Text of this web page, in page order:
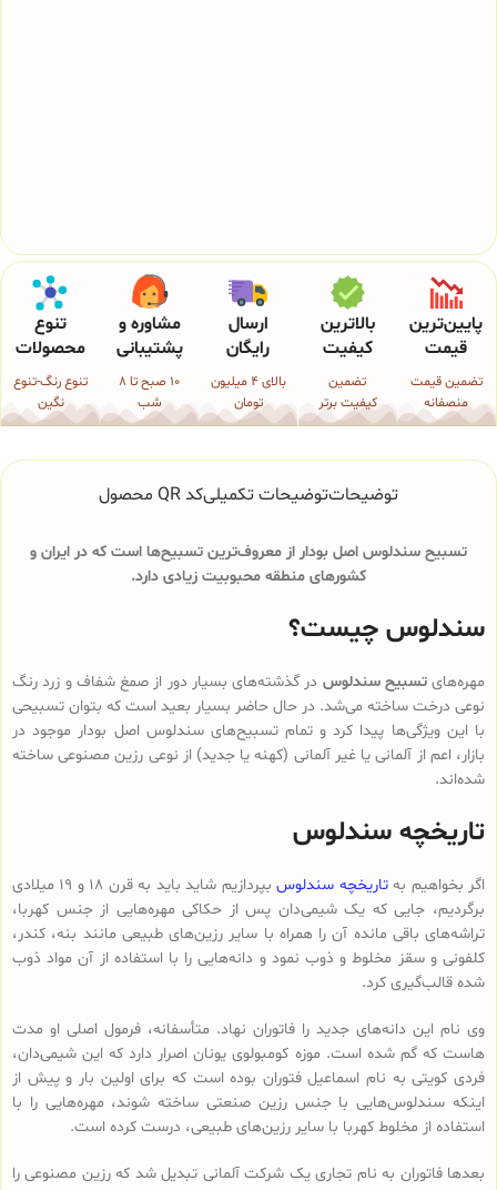
پایین‌ترین
قیمت
تضمین قیمت
منصفانه
بالاترین
کیفیت
تضمین
کیفیت برتر
ارسال
رایگان
بالای 4 میلیون
تومان
مشاوره و
پشتیبانی
10 صبح تا 8
شب
تنوع
محصولات
تنوع رنگ-تنوع
نگین
توضیحاتتوضیحات تکمیلیکد QR محصول
تسبیح سندلوس اصل بودار از معروف‌ترین تسبیح‌ها است که در ایران و
کشورهای منطقه محبوبیت زیادی دارد.
سندلوس چیست؟
مهره‌هایتسبیح سندلوس در گذشته‌های بسیار دور از صمغ شفاف و زرد رنگ
نوعی درخت ساخته می‌شد. در حال حاضر بسیار بعید است که بتوان تسبیحی
با این ویژگی‌ها پیدا کرد و تمام تسبیح‌های سندلوس‌ اصل بودار موجود در
بازار، اعم از آلمانی یا غیر آلمانی (کهنه یا جدید) از نوعی رزین مصنوعی ساخته
شده‌اند.
تاریخچه سندلوس
اگر بخواهیم بهتاریخچه سندلوس
بپردازیم شاید باید به قرن 18 و 19 میلادی
برگردیم، جایی که یک شیمی‌دان پس از حکاکی مهره‌هایی از جنس کهربا،
تراشه‌های باقی مانده آن را همراه با سایر رزین‌های طبیعی مانند بنه، کندر،
کلفونی و سقز مخلوط و ذوب نمود و دانه‌هایی را با استفاده از آن مواد ذوب
شده قالب‌گیری کرد.
وی نام این دانه‌های جدید را فاتوران نهاد. متأسفانه، فرمول اصلی او مدت
هاست که گم شده است. موزه کومبولوی یونان اصرار دارد که این شیمی‌دان،
فردی کویتی به نام اسماعیل فتوران بوده است که برای اولین بار و پیش از
اینکه سندلوس‌هایی با جنس رزین صنعتی ساخته شوند، مهره‌هایی را با
استفاده از مخلوط کهربا با سایر رزین‌های طبیعی، درست کرده است.
بعدها فاتوران به نام تجاری یک شرکت آلمانی تبدیل شد که رزین مصنوعی را